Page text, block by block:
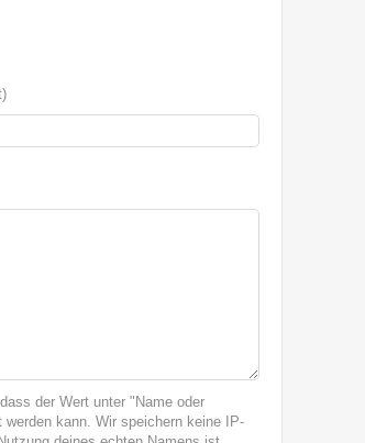
der Wert unter "Name oder
kann. Wir speichern keine IP-